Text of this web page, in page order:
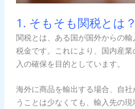
1. そもそも関税とは？
関税とは、ある国が国外からの
税金です。これにより、国内産
入の確保を目的としています。
海外に商品を輸出する場合、自
うことは少なくても、輸入先の